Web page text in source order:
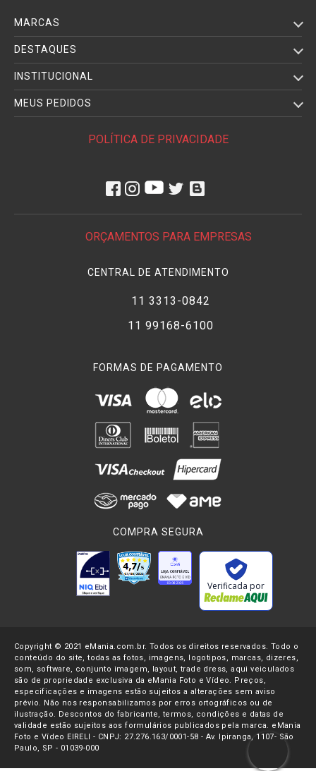
MARCAS
DESTAQUES
INSTITUCIONAL
MEUS PEDIDOS
POLÍTICA DE PRIVACIDADE
ORÇAMENTOS PARA EMPRESAS
CENTRAL DE ATENDIMENTO
11 3313-0842
11 99168-6100
FORMAS DE PAGAMENTO
COMPRA SEGURA
Verificada por
Copyright © 2021 eMania.com.br. Todos os direitos reservados. Todo o
conteúdo do site, todas as fotos, imagens, logotipos, marcas, dizeres,
som, software, conjunto imagem, layout, trade dress, aqui veiculados
são de propriedade exclusiva da eMania Foto e Vídeo. Preços,
especificações e imagens estão sujeitos a alterações sem aviso
prévio. Não nos responsabilizamos por erros ortográficos ou de
ilustração. Descontos do fabricante, termos, condições e datas de
validade estão sujeitos aos formulários publicados pela marca. eMania
Foto e Vídeo EIRELI - CNPJ: 27.276.163/0001-58 - Av. Ipiranga, 1107- São
Paulo, SP - 01039-000